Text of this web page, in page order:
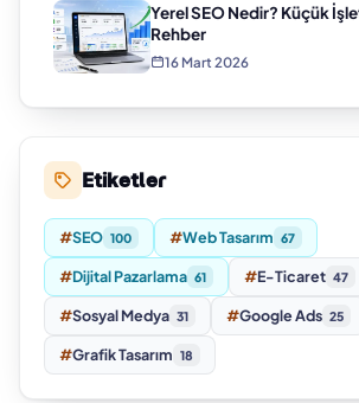
Yerel SEO Nedir? Küçük
Rehber
16 Mart 2026
Etiketler
#SEO 100 #Web Tasarım 67
#Dijital Pazarlama 61 #E-Ticaret 47
#Sosyal Medya 31 #Google Ads 25
#Grafik Tasarım 18